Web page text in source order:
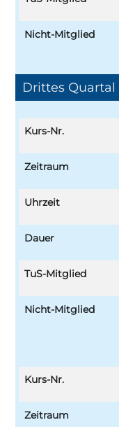
Nicht-Mitglied
Drittes Quartal
Kurs-Nr.
Zeitraum
Uhrzeit
Dauer
TuS-Mitglied
Nicht-Mitglied
Kurs-Nr.
Zeitraum